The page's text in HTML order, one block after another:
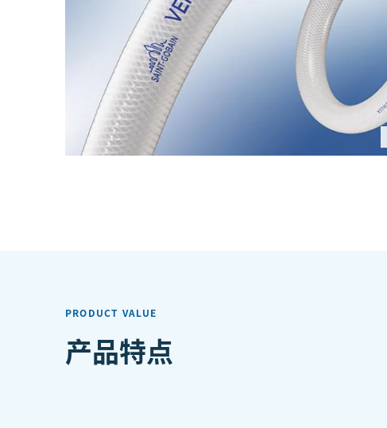
PRODUCT VALUE
产品特点